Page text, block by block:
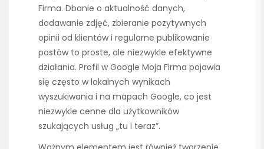
Firma. Dbanie o aktualność danych,
dodawanie zdjęć, zbieranie pozytywnych
opinii od klientów i regularne publikowanie
postów to proste, ale niezwykle efektywne
działania. Profil w Google Moja Firma pojawia
się często w lokalnych wynikach
wyszukiwania i na mapach Google, co jest
niezwykle cenne dla użytkowników
szukających usług „tu i teraz”.